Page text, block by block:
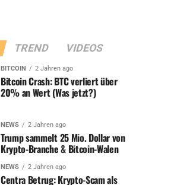
TREND VIDEOS
BITCOIN 2 Jahren ago
Bitcoin Crash: BTC verliert über
20% an Wert (Was jetzt?)
NEWS 2 Jahren ago
Trump sammelt 25 Mio. Dollar von
Krypto-Branche & Bitcoin-Walen
NEWS 2 Jahren ago
Centra Betrug: Krypto-Scam als